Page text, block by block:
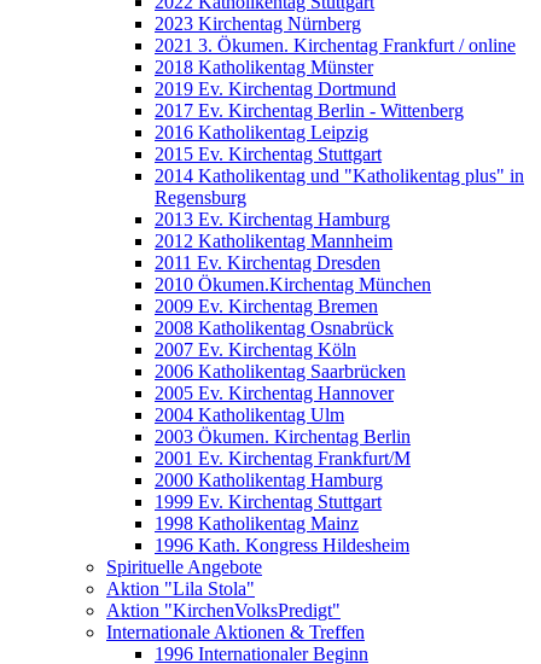
2023 Kirchentag Nürnberg
2021 3. Ökumen. Kirchentag Frankfurt / online
2018 Katholikentag Münster
2019 Ev. Kirchentag Dortmund
2017 Ev. Kirchentag Berlin - Wittenberg
2016 Katholikentag Leipzig
2015 Ev. Kirchentag Stuttgart
2014 Katholikentag und "Katholikentag plus" in
Regensburg
2013 Ev. Kirchentag Hamburg
2012 Katholikentag Mannheim
2011 Ev. Kirchentag Dresden
2010 Ökumen.Kirchentag München
2009 Ev. Kirchentag Bremen
2008 Katholikentag Osnabrück
2007 Ev. Kirchentag Köln
2006 Katholikentag Saarbrücken
2005 Ev. Kirchentag Hannover
2004 Katholikentag Ulm
2003 Ökumen. Kirchentag Berlin
2001 Ev. Kirchentag Frankfurt/M
2000 Katholikentag Hamburg
1999 Ev. Kirchentag Stuttgart
1998 Katholikentag Mainz
1996 Kath. Kongress Hildesheim
Spirituelle Angebote
Aktion "Lila Stola"
Aktion "KirchenVolksPredigt"
Internationale Aktionen & Treffen
1996 Internationaler Beginn